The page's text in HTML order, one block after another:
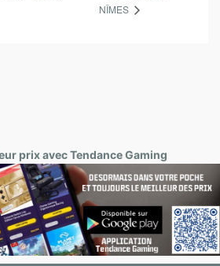
NÎMES
prix avec Tendance Gaming